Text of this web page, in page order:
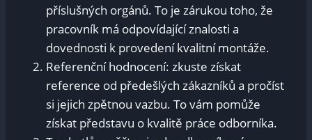
příslušných orgánů. To je zárukou toho, že
pracovník má odpovídající znalosti a
dovednosti k provedení kvalitní montáže.
Referenční hodnocení: zkuste získat
reference od předešlých zákazníků a pročíst
si jejich zpětnou vazbu. To vám pomůže
získat představu o kvalitě práce odborníka.